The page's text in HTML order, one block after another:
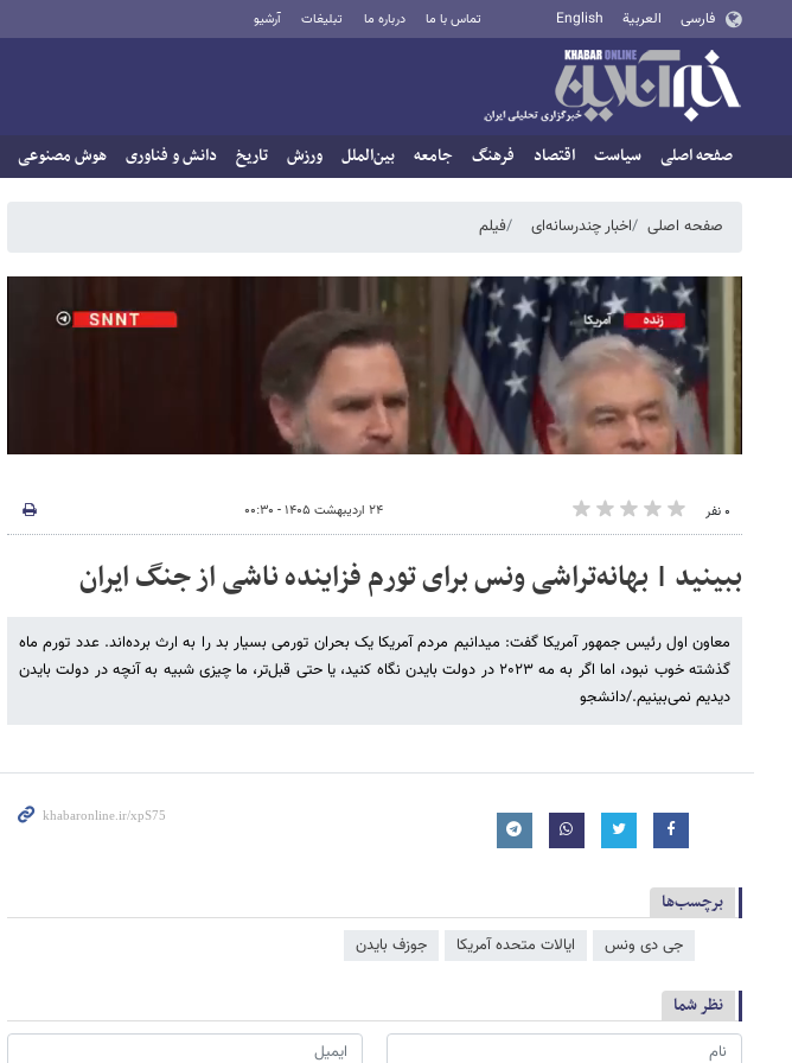
فارسی العربية English تماس با ما درباره ما تبلیغات آرشیو
صفحه اصلی سیاست اقتصاد فرهنگ جامعه بین‌الملل ورزش تاریخ دانش و فناوری هوش مصنوعی
صفحه اصلی اخبار چندرسانه‌ای فیلم
۰ نفر ۲۴ اردیبهشت ۱۴۰۵ - ۰۰:۳۰
ببینید | بهانه‌تراشی ونس برای تورم فزاینده ناشی از جنگ ایران
معاون اول رئیس جمهور آمریکا گفت: میدانیم مردم آمریکا یک بحران تورمی بسیار بد را به ارث برده‌اند. عدد تورم ماه
گذشته خوب نبود، اما اگر به مه ۲۰۲۳ در دولت بایدن نگاه کنید، یا حتی قبل‌تر، ما چیزی شبیه به آنچه در دولت بایدن
دیدیم نمی‌بینیم./دانشجو
برچسب‌ها
جی دی ونس ایالات متحده آمریکا جوزف بایدن
نظر شما